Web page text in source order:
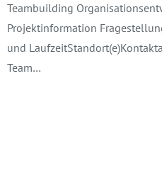
Teambuilding
Projektinformation
und
Team…